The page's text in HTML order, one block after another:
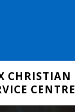
CHRISTIAN
CENTRE